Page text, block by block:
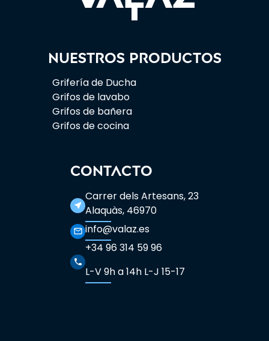
Nuestros productos
Grifería de Ducha
Grifos de lavabo
Grifos de bañera
Grifos de cocina
CONTACTO
near_me
Carrer dels Artesans, 23
Alaquàs, 46970
mail_outline info@valaz.es
phone
+34 96 314 59 96
L-V 9h a 14h L-J 15-17